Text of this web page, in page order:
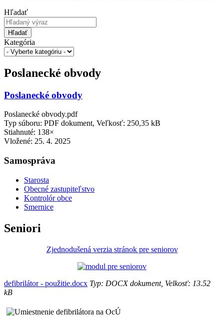
Hľadať
Hľadať
Kategória
Poslanecké obvody
Poslanecké obvody
Poslanecké obvody.pdf
Typ súboru: PDF dokument, Veľkosť: 250,35 kB
Stiahnuté: 138×
Vložené: 25. 4. 2025
Samospráva
Starosta
Obecné zastupiteľstvo
Kontrolór obce
Smernice
Seniori
Zjednodušená verzia stránok pre seniorov
defibrilátor - použitie.docx Typ: DOCX dokument, Velkosť: 13.52
kB